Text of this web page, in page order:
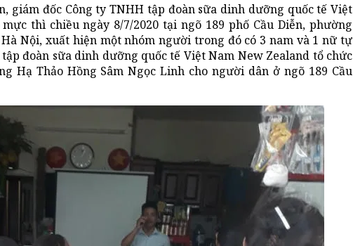
giám đốc Công ty TNHH tập đoàn sữa dinh dưỡng quốc tế Việt
thì chiều ngày 8/7/2020 tại ngõ 189 phố Cầu Diễn, phường
Nội, xuất hiện một nhóm người trong đó có 3 nam và 1 nữ tự
đoàn sữa dinh dưỡng quốc tế Việt Nam New Zealand tổ chức
Hạ Thảo Hồng Sâm Ngọc Linh cho người dân ở ngõ 189 Cầu